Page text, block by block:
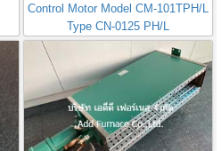
Control Motor Model CM-101TPH/L
Type CN-0125 PH/L
MODEL-CM-101TPH/L-B7I